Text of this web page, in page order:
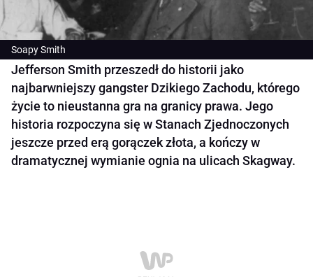
Soapy Smith
Jefferson Smith przeszedł do historii jako
najbarwniejszy gangster Dzikiego Zachodu, którego
życie to nieustanna gra na granicy prawa. Jego
historia rozpoczyna się w Stanach Zjednoczonych
jeszcze przed erą gorączek złota, a kończy w
dramatycznej wymianie ognia na ulicach Skagway.